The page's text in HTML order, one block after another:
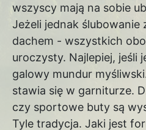
wszyscy mają na sobie
Jeżeli jednak
dachem - wszystkich
uroczysty. Najlepiej, jeśli
galowy mundur
stawia się w garniturze.
czy sportowe buty są
Tyle tradycja. Jaki jest